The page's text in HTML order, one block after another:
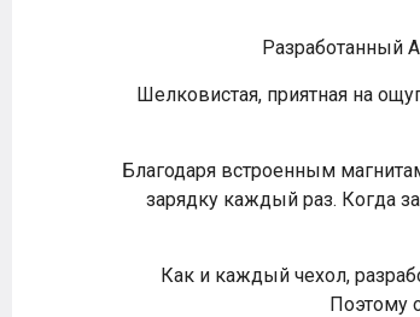
Разработанный
Шелковистая, приятная на
Благодаря встроенным
зарядку каждый раз. Когда
Как и каждый чехол,
Поэтому